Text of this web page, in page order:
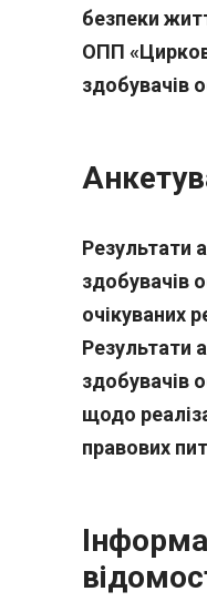
безпеки
ОПП
здобувачів
Результати
здобувачів
очікуваних
Результати
здобувачів
щодо
правових